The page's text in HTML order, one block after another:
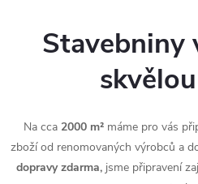
Stavebniny
Na cca 2000 m² máme pro vás
zboží od renomovaných výrobců a
dopravy zdarma,jsme připravení